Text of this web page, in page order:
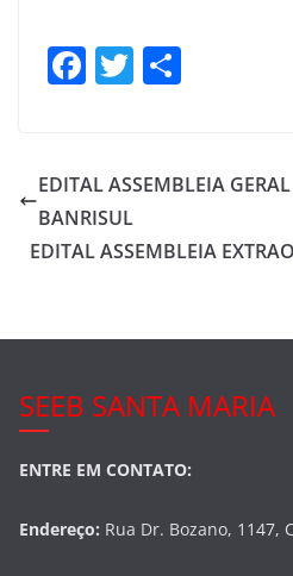
F
e
b
o
k
T
er e
EDITAL ASSEMBLEIA
BANRISUL
EDITAL ASSEMBLEIA
SEEB SANTA MARIA
ENTRE EM CONTATO:
Endereço: Rua Dr. Bozano, 1147,